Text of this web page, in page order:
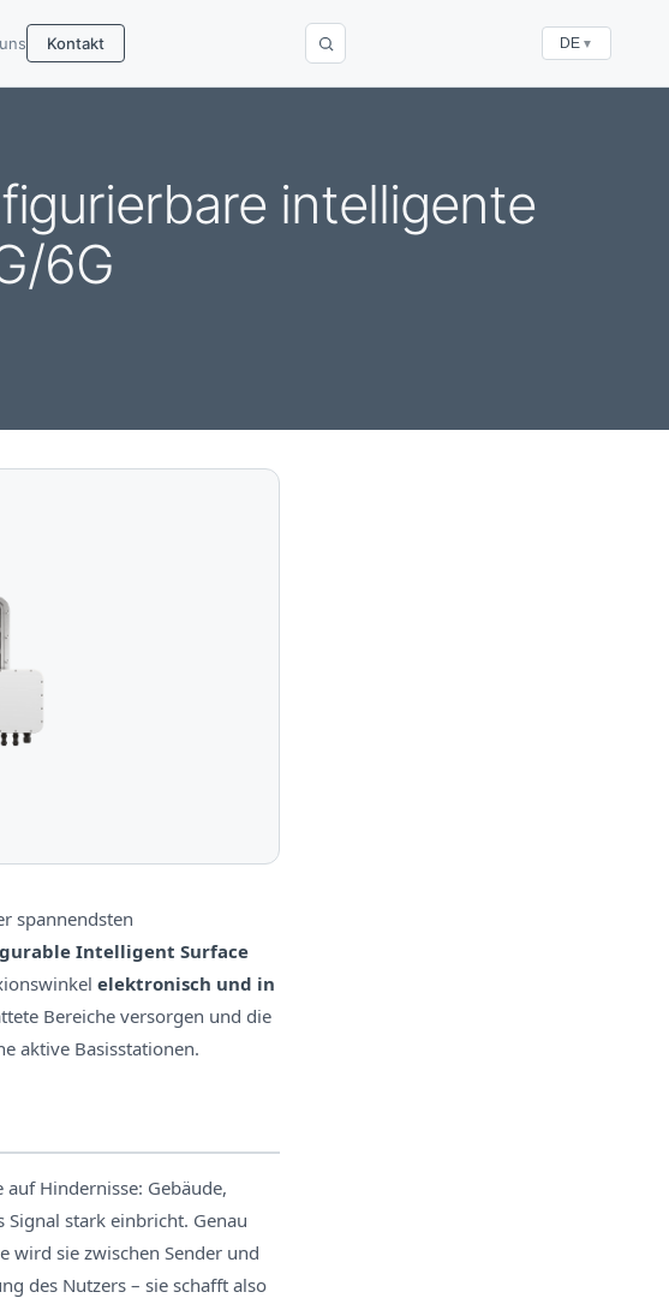
Kontakt DE ▼
intelligente
6G
spannendsten
Intelligent Surface
elektronisch und in
Bereiche versorgen und die
aktive Basisstationen.
Hindernisse: Gebäude,
Signal stark einbricht. Genau
wird sie zwischen Sender und
des Nutzers – sie schafft also